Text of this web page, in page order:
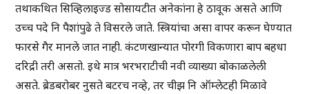
तथाकथित सिव्हिलाइज्ड सोसायटीत अनेकांना हे ठावूक असते आणि
उच्च पदे नि पैशांपुढे ते विसरले जाते. स्त्रियांचा असा वापर करून घेण्यात
फारसे गैर मानले जात नाही. कंटणखान्यात पोरगी विकणारा बाप बहधा
दरिद्री तरी असतो. इथे मात्र भरभराटीची नवी व्याख्या बोकाळलेली
असते. ब्रेडबरोबर नुसते बटरच नव्हे, तर चीझ नि ऑम्लेटही मिळावे